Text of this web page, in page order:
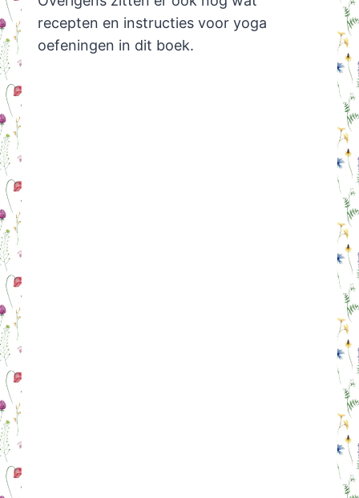
recepten en instructies voor yoga
oefeningen in dit boek.